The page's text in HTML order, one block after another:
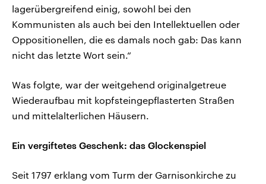
lagerübergreifend einig, sowohl bei den
Kommunisten als auch bei den Intellektuellen oder
Oppositionellen, die es damals noch gab: Das kann
nicht das letzte Wort sein.“
Was folgte, war der weitgehend originalgetreue
Wiederaufbau mit kopfsteingepflasterten Straßen
und mittelalterlichen Häusern.
Ein vergiftetes Geschenk: das Glockenspiel
Seit 1797 erklang vom Turm der Garnisonkirche zu